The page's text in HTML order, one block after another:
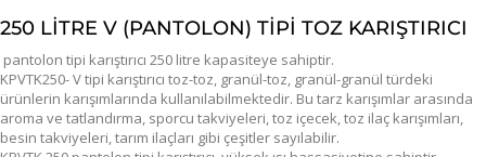
250 LITRE V (PANTOLON) TIPI TOZ KARIŞTIRICI
pantolon tipi karıştırıcı 250 litre kapasiteye sahiptir.
KPVTK250- V tipi karıştırıcı toz-toz, granül-toz, granül-granül türdeki
ürünlerin karışımlarında kullanılabilmektedir. Bu tarz karışımlar arasında
aroma ve tatlandırma, sporcu takviyeleri, toz içecek, toz ilaç karışımları,
besin takviyeleri, tarım ilaçları gibi çeşitler sayılabilir.